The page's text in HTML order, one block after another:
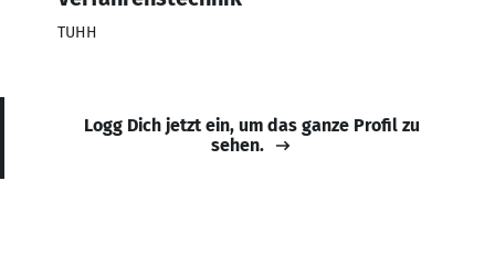
TUHH
Logg Dich jetzt ein, um das ganze Profil zu
sehen.